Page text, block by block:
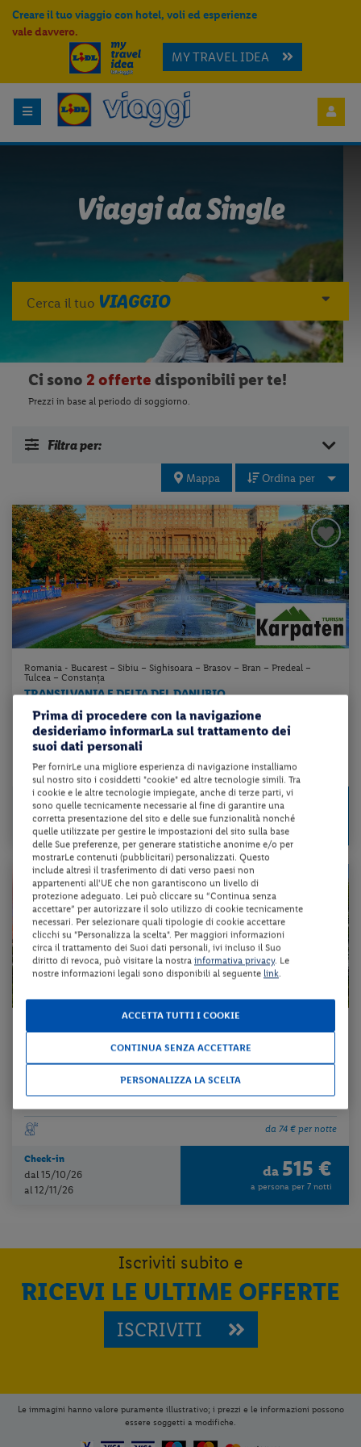
Creare il tuo viaggio con hotel, voli ed esperienze
vale davvero.
MY TRAVEL IDEA
Viaggi da Single
Cerca il tuo VIAGGIO
Ci sono 2 offerte disponibili per te!
Prezzi in base al periodo di soggiorno.
Filtra per:
Mappa Ordina per
Romania - Bucarest – Sibiu – Sighisoara – Brasov – Bran – Predeal –
Tulcea – Constanța
TRANSILVANIA E DELTA DEL DANUBIO
mezza pensione + guida + visite come da programma + 2 cene festive + ...
da 74 € per notte
Check-in
dal 17/09/26
al 22/10/26
da515 €
a persona per 7 notti
A CASA DI DRACULA
da 74 € per notte
Check-in
dal 15/10/26
al 12/11/26
da 515 €
a persona per 7 notti
Iscriviti subito e
RICEVI LE ULTIME OFFERTE
ISCRIVITI
Le immagini hanno valore puramente illustrativo; i prezzi e le informazioni possono
essere soggetti a modifiche.
Prima di procedere con la navigazione
desideriamo informarLa sul trattamento dei
suoi dati personali
Per fornirLe una migliore esperienza di navigazione installiamo
sul nostro sito i cosiddetti "cookie" ed altre tecnologie simili. Tra
i cookie e le altre tecnologie impiegate, anche di terze parti, vi
sono quelle tecnicamente necessarie al fine di garantire una
corretta presentazione del sito e delle sue funzionalità nonché
quelle utilizzate per gestire le impostazioni del sito sulla base
delle Sue preferenze, per generare statistiche anonime e/o per
mostrarLe contenuti (pubblicitari) personalizzati. Questo
include altresì il trasferimento di dati verso paesi non
appartenenti all'UE che non garantiscono un livello di
protezione adeguato. Lei può cliccare su “Continua senza
accettare” per autorizzare il solo utilizzo di cookie tecnicamente
necessari. Per selezionare quali tipologie di cookie accettare
clicchi su "Personalizza la scelta". Per maggiori informazioni
circa il trattamento dei Suoi dati personali, ivi incluso il Suo
diritto di revoca, può visitare la nostra informativa privacy. Le
nostre informazioni legali sono disponibili al seguente link.
ACCETTA TUTTI I COOKIE
CONTINUA SENZA ACCETTARE
PERSONALIZZA LA SCELTA